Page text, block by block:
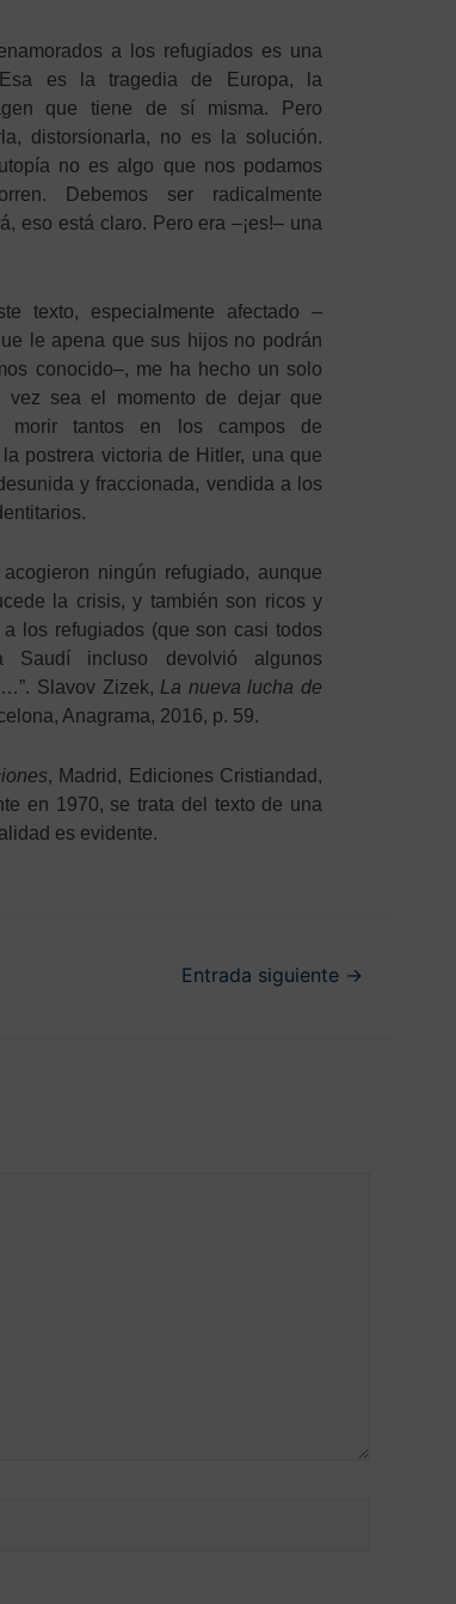
a los refugiados es una
es la tragedia de Europa, la
que tiene de sí misma. Pero
distorsionarla, no es la solución.
no es algo que nos podamos
Debemos ser radicalmente
eso está claro. Pero era –¡es!– una
texto, especialmente afectado –
le apena que sus hijos no podrán
conocido–, me ha hecho un solo
vez sea el momento de dejar que
morir tantos en los campos de
postrera victoria de Hitler, una que
y fraccionada, vendida a los
ningún refugiado, aunque
la crisis, y también son ricos y
los refugiados (que son casi todos
Saudí incluso devolvió algunos
Slavov Zizek, La nueva lucha de
Anagrama, 2016, p. 59.
, Madrid, Ediciones Cristiandad,
en 1970, se trata del texto de una
es evidente.
Entrada siguiente →